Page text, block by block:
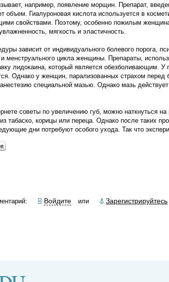
например, появление морщин. Препарат,
объем. Гиалуроновая кислота используется в
свойствами. Поэтому, особенно пожилым
мягкость и эластичность.
зависит от индивидуального болевого порога,
менструального цикла женщины. Препараты,
лидокаина, который является обезболивающим.
Однако у женщин, парализованных страхом
специальной мазью. Однако мазь
советы по увеличению губ, можно наткнуться
табаско, корицы или переца. Однако после таких
дни потребуют особого ухода. Так что
Войдите или Зарегистрируйтесь